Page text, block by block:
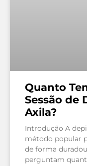
Quanto
Sessão de
Axila?
Introdução A
método popular
de forma
perguntam